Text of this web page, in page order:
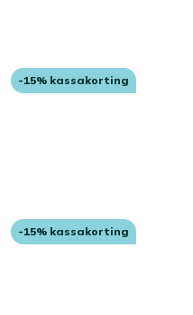
-15% kassakorting
-15% kassakorting